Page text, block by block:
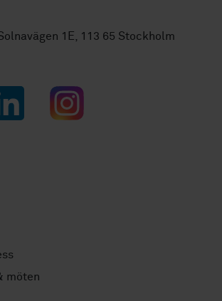
1E, 113 65 Stockholm
Instagram
möten